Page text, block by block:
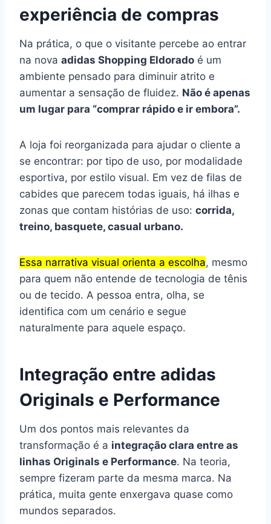
experiência de compras
Na prática, o que o visitante percebe ao entrar
na nova adidas Shopping Eldorado é um
ambiente pensado para diminuir atrito e
aumentar a sensação de fluidez. Não é apenas
um lugar para “comprar rápido e ir embora”.
A loja foi reorganizada para ajudar o cliente a
se encontrar: por tipo de uso, por modalidade
esportiva, por estilo visual. Em vez de filas de
cabides que parecem todas iguais, há ilhas e
zonas que contam histórias de uso: corrida,
treino, basquete, casual urbano.
Essa narrativa visual orienta a escolha, mesmo
para quem não entende de tecnologia de tênis
ou de tecido. A pessoa entra, olha, se
identifica com um cenário e segue
naturalmente para aquele espaço.
Integração entre adidas
Originals e Performance
Um dos pontos mais relevantes da
transformação é a integração clara entre as
linhas Originals e Performance. Na teoria,
sempre fizeram parte da mesma marca. Na
prática, muita gente enxergava quase como
mundos separados.